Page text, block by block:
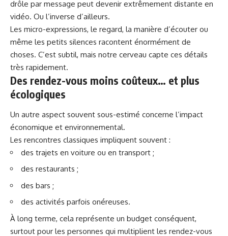
drôle par message peut devenir extrêmement distante en
vidéo. Ou l’inverse d’ailleurs.
Les micro-expressions, le regard, la manière d’écouter ou
même les petits silences racontent énormément de
choses. C’est subtil, mais notre cerveau capte ces détails
très rapidement.
Des rendez-vous moins coûteux… et plus
écologiques
Un autre aspect souvent sous-estimé concerne l’impact
économique et environnemental.
Les rencontres classiques impliquent souvent :
des trajets en voiture ou en transport ;
des restaurants ;
des bars ;
des activités parfois onéreuses.
À long terme, cela représente un budget conséquent,
surtout pour les personnes qui multiplient les rendez-vous